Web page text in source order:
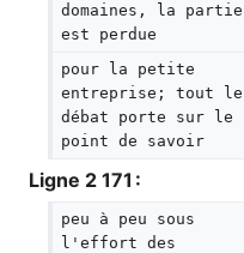
domaines, la partie
est perdue
pour la petite
entreprise; tout le
débat porte sur le
point de savoir
Ligne 2 171 :
peu à peu sous
l'effort des